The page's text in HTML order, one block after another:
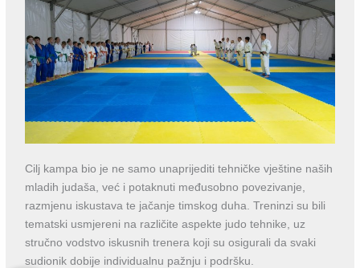
Cilj kampa bio je ne samo unaprijediti tehničke vještine naših
mladih judaša, već i potaknuti međusobno povezivanje,
razmjenu iskustava te jačanje timskog duha. Treninzi su bili
tematski usmjereni na različite aspekte judo tehnike, uz
stručno vodstvo iskusnih trenera koji su osigurali da svaki
sudionik dobije individualnu pažnju i podršku.